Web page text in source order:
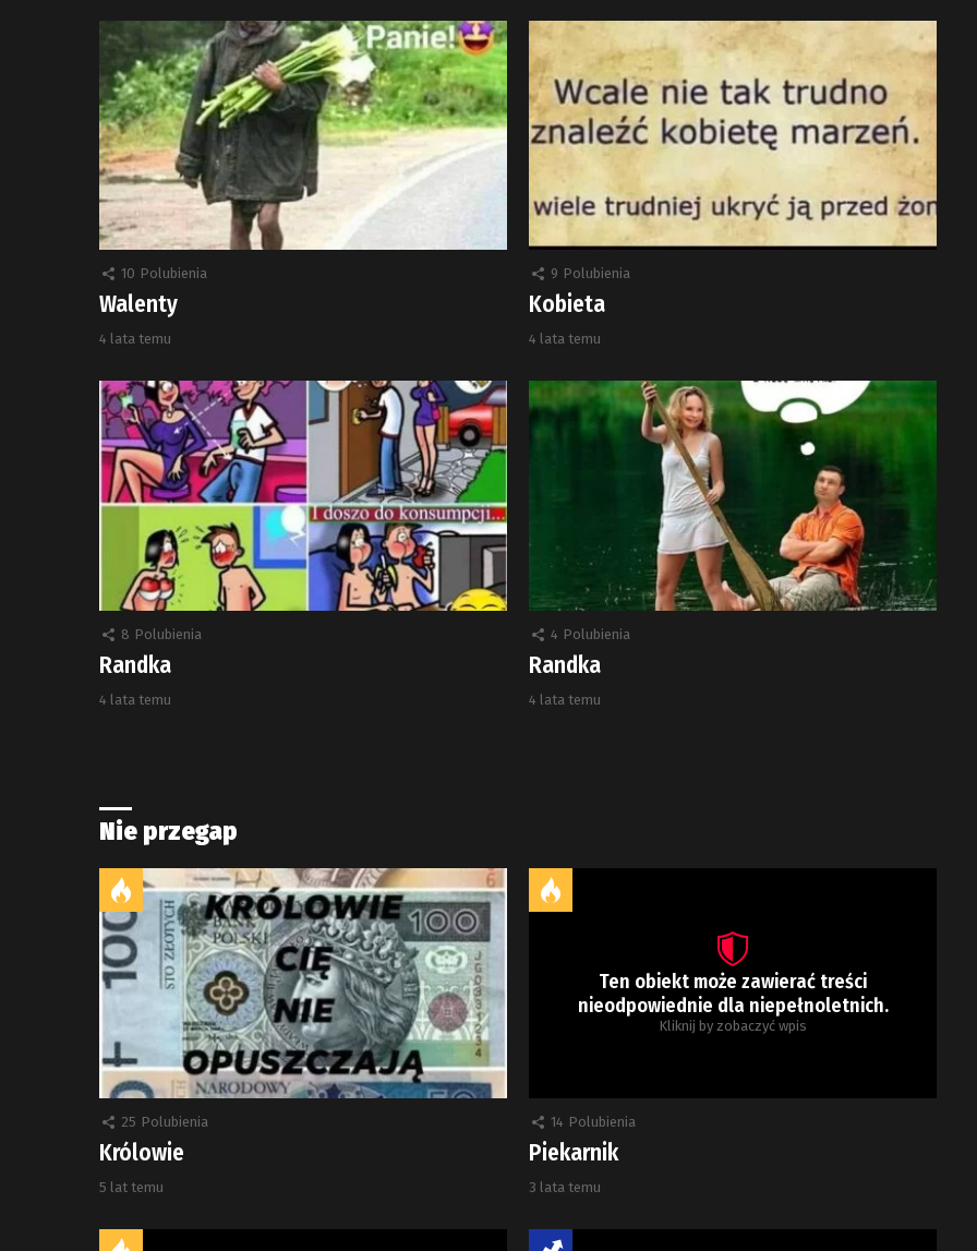
10 Polubienia
Walenty
4 lata temu
9 Polubienia
Kobieta
4 lata temu
8 Polubienia
Randka
4 lata temu
4 Polubienia
Randka
4 lata temu
Nie przegap
25 Polubienia
Królowie
5 lat temu
Ten obiekt może zawierać treści
nieodpowiednie dla niepełnoletnich.
Kliknij by zobaczyć wpis
14 Polubienia
Piekarnik
3 lata temu